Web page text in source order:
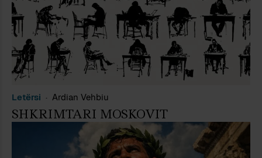
Letërsi Ardian Vehbiu
SHKRIMTARI MOSKOVIT